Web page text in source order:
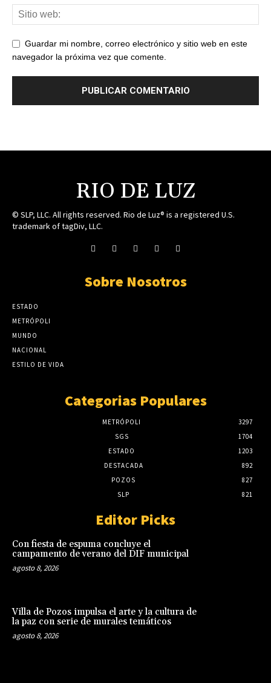
Guardar mi nombre, correo electrónico y sitio web en este
navegador la próxima vez que comente.
RIO DE LUZ
© SLP, LLC. All rights reserved. Rio de Luz® is a registered U.S.
trademark of tagDiv, LLC.
Sobre Nosotros
ESTADO
METRÓPOLI
MUNDO
NACIONAL
ESTILO DE VIDA
Categorias Populares
METRÓPOLI
3297
SGS
1704
ESTADO
1203
DESTACADA
892
POZOS
827
SLP
821
Editor Picks
Con fiesta de espuma concluye el
campamento de verano del DIF municipal
agosto 8, 2026
Villa de Pozos impulsa el arte y la cultura de
la paz con serie de murales temáticos
agosto 8, 2026